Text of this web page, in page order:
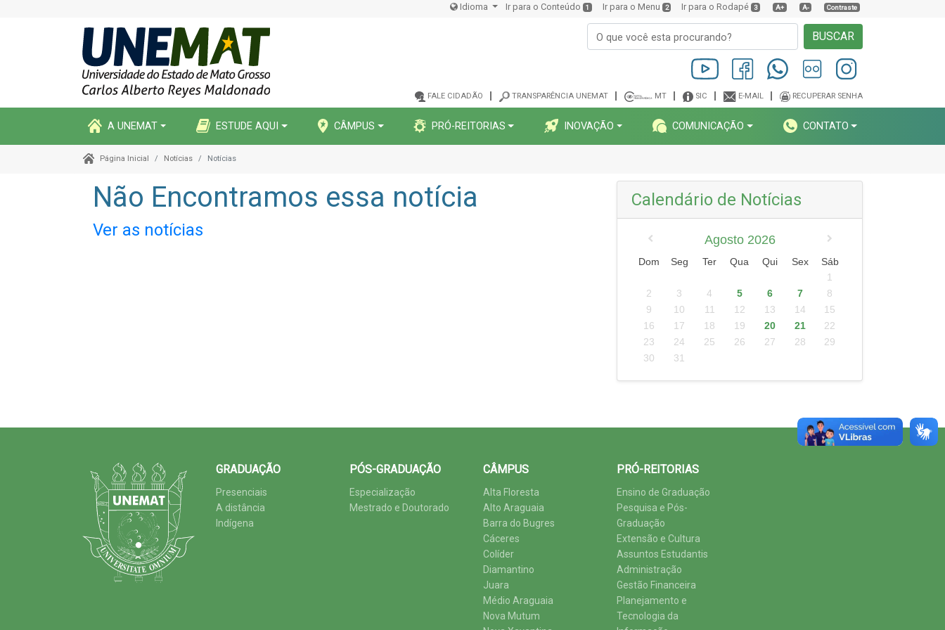
Idioma Ir para o Conteúdo 1 Ir para o Menu 2 Ir para o Rodapé 3 A+ A- Contraste
BUSCAR
FALE CIDADÃO TRANSPARÊNCIA UNEMAT MT SIC E-MAIL RECUPERAR SENHA
A UNEMAT ESTUDE AQUI CÂMPUS PRÓ-REITORIAS INOVAÇÃO COMUNICAÇÃO CONTATO
Página Inicial Notícias Notícias
Não Encontramos essa notícia
Ver as notícias
Calendário de Notícias
Agosto 2026
Dom Seg Ter Qua Qui Sex
Sáb
1
2
3 4 5 6 7
8
9
10 11 12 13 14
15
16
17 18 19 20 21
22
23
24 25 26 27 28
29
30
31
GRADUAÇÃO
Presenciais
A distância
Indígena
PÓS-GRADUAÇÃO
Especialização
Mestrado e Doutorado
CÂMPUS
Alta Floresta
Alto Araguaia
Barra do Bugres
Cáceres
Colíder
Diamantino
Juara
Médio Araguaia
Nova Mutum
PRÓ-REITORIAS
Ensino de Graduação
Pesquisa e Pós-
Graduação
Extensão e Cultura
Assuntos Estudantis
Administração
Gestão Financeira
Planejamento e
Tecnologia da